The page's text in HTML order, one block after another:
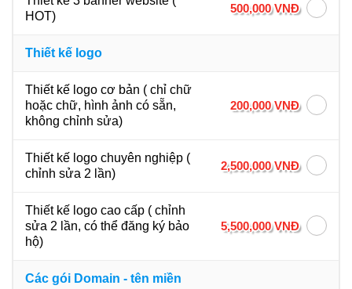
HOT)
500,000 VNĐ
Thiết kế logo
Thiết kế logo cơ bản ( chỉ chữ
hoặc chữ, hình ảnh có sẵn,
không chỉnh sửa)
200,000 VNĐ
Thiết kế logo chuyên nghiệp (
chỉnh sửa 2 lần)
2,500,000 VNĐ
Thiết kế logo cao cấp ( chỉnh
sửa 2 lần, có thể đăng ký bảo
hộ)
5,500,000 VNĐ
Các gói Domain - tên miền